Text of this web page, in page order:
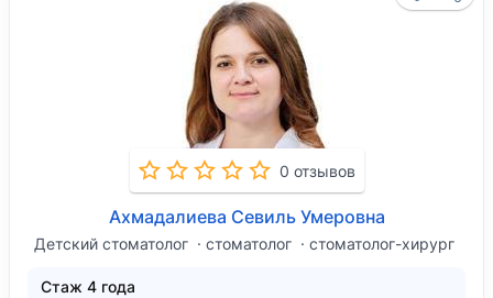
0 отзывов
Ахмадалиева Севиль Умеровна
Детский стоматолог стоматолог стоматолог-хирург
Стаж 4 года